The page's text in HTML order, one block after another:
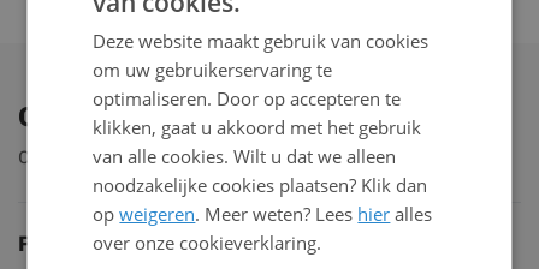
Ontdek ons assortiment
Ontdek ruim 2.000 producten
Productgroepen
Deze website maakt gebruik van cookies
om uw gebruikerservaring te
optimaliseren. Door op accepteren te
klikken, gaat u akkoord met het gebruik
van alle cookies. Wilt u dat we alleen
noodzakelijke cookies plaatsen? Klik dan
opweigeren. Meer weten? Lees hier alles
over onze cookieverklaring.